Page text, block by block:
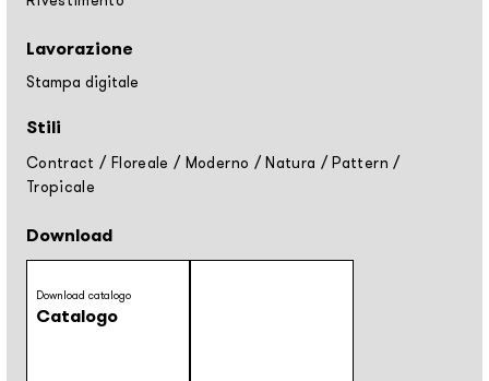
Lavorazione
Stampa digitale
Stili
Contract / Floreale / Moderno /Natura /Pattern /
Tropicale
Download
Download catalogo
Catalogo